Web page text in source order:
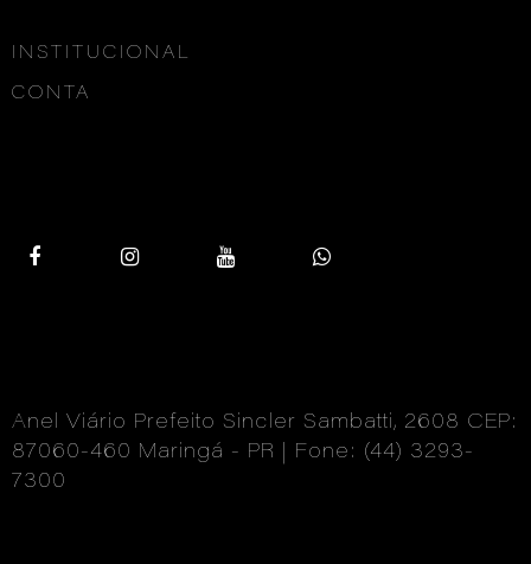
INSTITUCIONAL
CONTA
Anel Viário Prefeito Sincler Sambatti, 2608 CEP:
87060-460 Maringá - PR | Fone: (44) 3293-
7300